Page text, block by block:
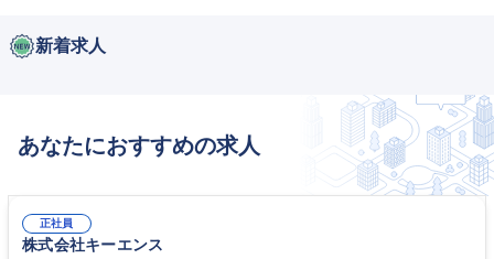
新着求人
あなたにおすすめの求人
正社員
株式会社キーエンス